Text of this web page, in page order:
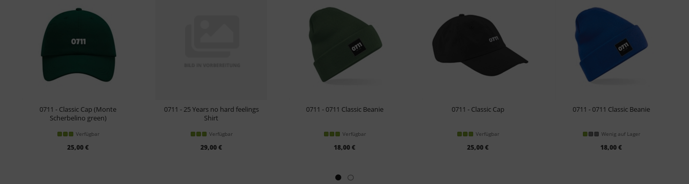
0711 - Classic Cap (Monte
Scherbelino green)
Verfügbar
25,00 €
0711 - 25 Years no hard feelings
Shirt
Verfügbar
29,00 €
0711 - 0711 Classic Beanie
Verfügbar
18,00 €
0711 - Classic Cap
Verfügbar
25,00 €
0711 - 0711 Classic Beanie
Wenig auf Lager
18,00 €